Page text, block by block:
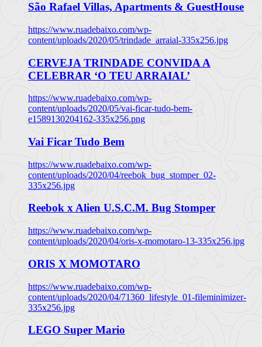
São Rafael Villas, Apartments & GuestHouse
https://www.ruadebaixo.com/wp-
content/uploads/2020/05/trindade_arraial-335x256.jpg
CERVEJA TRINDADE CONVIDA A
CELEBRAR ‘O TEU ARRAIAL’
https://www.ruadebaixo.com/wp-
content/uploads/2020/05/vai-ficar-tudo-bem-
e1589130204162-335x256.png
Vai Ficar Tudo Bem
https://www.ruadebaixo.com/wp-
content/uploads/2020/04/reebok_bug_stomper_02-
335x256.jpg
Reebok x Alien U.S.C.M. Bug Stomper
https://www.ruadebaixo.com/wp-
content/uploads/2020/04/oris-x-momotaro-13-335x256.jpg
ORIS X MOMOTARO
https://www.ruadebaixo.com/wp-
content/uploads/2020/04/71360_lifestyle_01-fileminimizer-
335x256.jpg
LEGO Super Mario